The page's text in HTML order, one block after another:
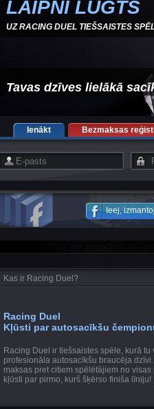
LAIPNI LŪGTS
UZ RACING DUEL TIEŠSAISTES
Tavas dzīves lielākā
Ienākt Bezmaksas
Ieej,
Kas ir Racing Duel?
Racing Duel
Kļūsti par autosacīkšu
Racing Duel ir tiešsaistes spēle, kurā tu
profesionāla autosacīkšu braucēja
maksas pret citiem spēlētājiem no
kļūsti par pirmo, kurš šķērso finiša līniju!